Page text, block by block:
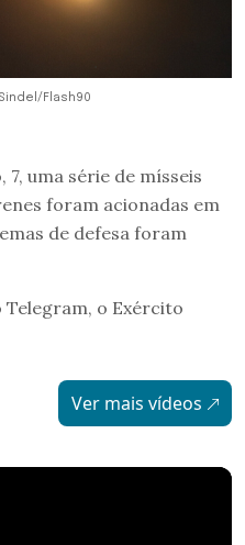
Flash90
uma série de mísseis
foram acionadas em
de defesa foram
Telegram, o Exército
Ver mais vídeos